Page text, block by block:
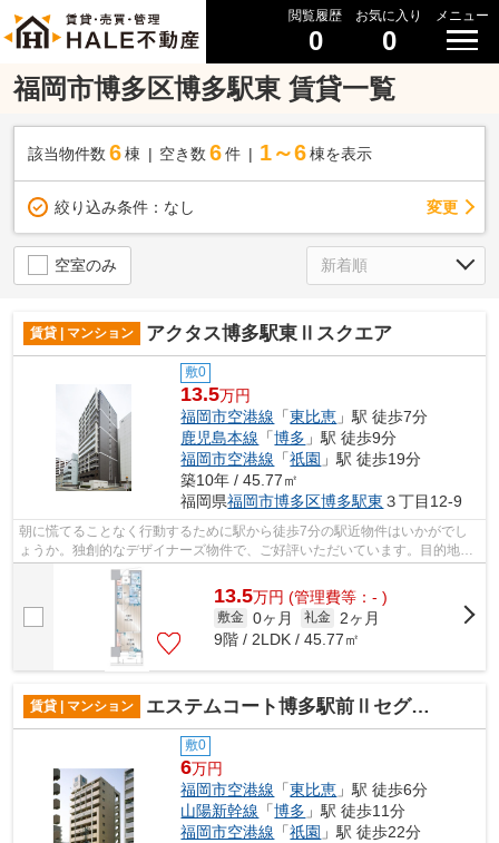
閲覧履歴
0
お気に入り
0
メニュー
福岡市博多区博多駅東 賃貸一覧
該当物件数 6棟 空き数 6 件 1～6 棟を表示
絞り込み条件： なし 変更
空室のみ
賃貸 | マンション アクタス博多駅東Ⅱスクエア
敷0
13.5万円
福岡市空港線 「東比恵 」駅 徒歩7分
鹿児島本線 「博多 」駅 徒歩9分
福岡市空港線 「祇園 」駅 徒歩19分
築10年 / 45.77㎡
福岡県福岡市博多区博多駅東 ３丁目12-9
朝に慌てることなく行動するために駅から徒歩7分の駅近物件はいかがでし
ょうか。独創的なデザイナーズ物件で、ご好評いただいています。目的地別
に駅を選べる3駅以上利用可能な物件。...
13.5万円 (管理費等：- )
敷金 0ヶ月 礼金
2ヶ月
9階 / 2LDK / 45.77㎡
賃貸 | マンション エステムコート博多駅前Ⅱセグティス
敷0
6万円
福岡市空港線 「東比恵 」駅 徒歩6分
山陽新幹線 「博多 」駅 徒歩11分
福岡市空港線 「祇園 」駅 徒歩22分